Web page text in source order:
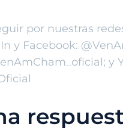
por nuestras
y Facebook:
y